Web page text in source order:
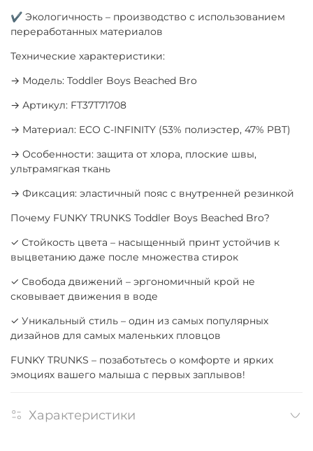
✔ Экологичность – производство с использованием
переработанных материалов
Технические характеристики:
→ Модель: Toddler Boys Beached Bro
→ Артикул: FT37T71708
→ Материал: ECO C-INFINITY (53% полиэстер, 47% PBT)
→ Особенности: защита от хлора, плоские швы,
ультрамягкая ткань
→ Фиксация: эластичный пояс с внутренней резинкой
Почему FUNKY TRUNKS Toddler Boys Beached Bro?
✓ Стойкость цвета – насыщенный принт устойчив к
выцветанию даже после множества стирок
✓ Свобода движений – эргономичный крой не
сковывает движения в воде
✓ Уникальный стиль – один из самых популярных
дизайнов для самых маленьких пловцов
FUNKY TRUNKS – позаботьтесь о комфорте и ярких
эмоциях вашего малыша с первых заплывов!
Характеристики